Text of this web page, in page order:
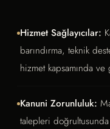
Hizmet Sağlayıcılar:
barındırma, teknik
hizmet kapsamında
Kanuni Zorunluluk:
talepleri